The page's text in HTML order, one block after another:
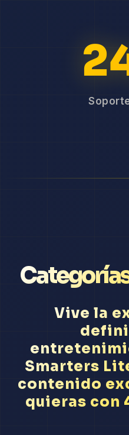
Vive la
Smarters
contenido
quieras con